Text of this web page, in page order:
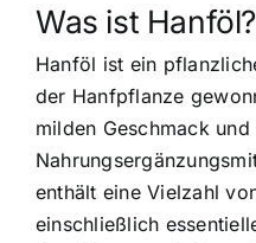
Was ist Hanföl?
Hanföl ist ein
der Hanfpflanze
milden Geschmack
enthält eine Vielzahl
einschließlich